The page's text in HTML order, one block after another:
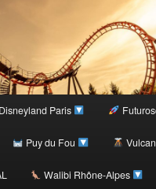
Disneyland Paris
Puy du Fou
Walibi Rhône-Alpes